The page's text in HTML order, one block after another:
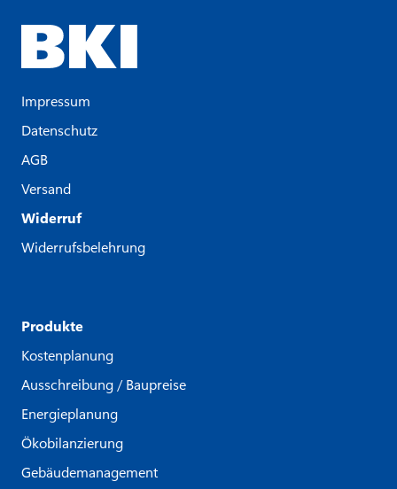
Impressum
Datenschutz
AGB
Versand
Widerruf
Widerrufsbelehrung
Produkte
Kostenplanung
Ausschreibung / Baupreise
Energieplanung
Ökobilanzierung
Gebäudemanagement